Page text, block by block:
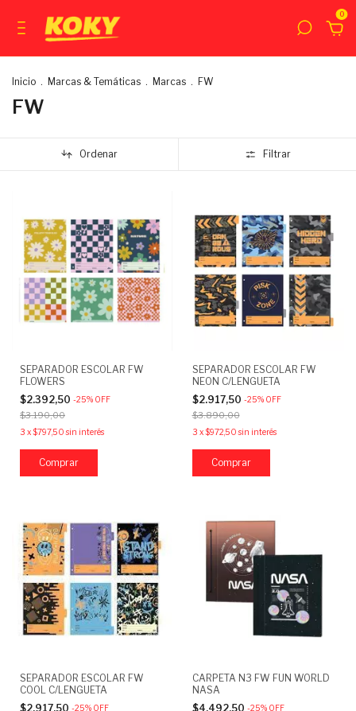
0
Inicio . Marcas & Temáticas . Marcas . FW
FW
Ordenar Filtrar
SEPARADOR ESCOLAR FW
FLOWERS
$2.392,50 -25% OFF
$3.190,00
3 x$797,50 sin interés
SEPARADOR ESCOLAR FW
NEON C/LENGUETA
$2.917,50 -25% OFF
$3.890,00
3 x$972,50 sin interés
SEPARADOR ESCOLAR FW
COOL C/LENGUETA
$2.917,50 -25% OFF
CARPETA N3 FW FUN WORLD
NASA
$4.492,50 -25% OFF